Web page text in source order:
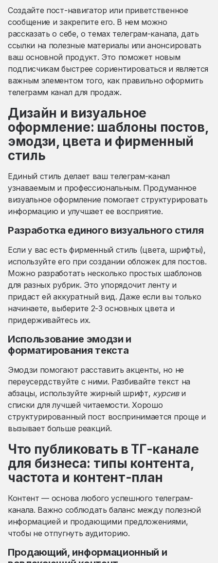
Создайте пост-навигатор или приветственное
сообщение и закрепите его. В нем можно
рассказать о себе, о темах телеграм-канала, дать
ссылки на полезные материалы или анонсировать
ваш основной продукт. Это поможет новым
подписчикам быстрее сориентироваться и является
важным элементом того, как правильно оформить
телеграмм канал для продаж.
Дизайн и визуальное
оформление: шаблоны постов,
эмодзи, цвета и фирменный
стиль
Единый стиль делает ваш телеграм-канал
узнаваемым и профессиональным. Продуманное
визуальное оформление помогает структурировать
информацию и улучшает ее восприятие.
Разработка единого визуального стиля
Если у вас есть фирменный стиль (цвета, шрифты),
используйте его при создании обложек для постов.
Можно разработать несколько простых шаблонов
для разных рубрик. Это упорядочит ленту и
придаст ей аккуратный вид. Даже если вы только
начинаете, выберите 2-3 основных цвета и
придерживайтесь их.
Использование эмодзи и
форматирования текста
Эмодзи помогают расставить акценты, но не
переусердствуйте с ними. Разбивайте текст на
абзацы, используйте жирный шрифт, курсиви
списки для лучшей читаемости. Хорошо
структурированный пост воспринимается проще и
вызывает больше реакций.
Что публиковать в ТГ-канале
для бизнеса: типы контента,
частота и контент-план
Контент — основа любого успешного телеграм-
канала. Важно соблюдать баланс между полезной
информацией и продающими предложениями,
чтобы не отпугнуть аудиторию.
Продающий, информационный и